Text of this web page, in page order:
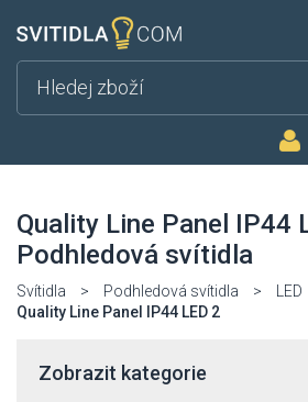
Quality Line Panel IP44
Podhledová svítidla
Svítidla > Podhledová svítidla > LED
Quality Line Panel IP44 LED 2
Zobrazit kategorie